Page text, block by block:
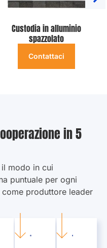
Custodia in alluminio
spazzolato
Contattaci
in 5
modo in cui
puntuale per ogni
produttore leader